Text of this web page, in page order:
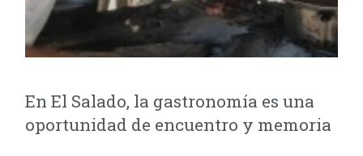
En El Salado, la gastronomía es una
oportunidad de encuentro y memoria